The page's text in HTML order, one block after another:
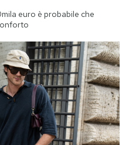
euro è probabile che